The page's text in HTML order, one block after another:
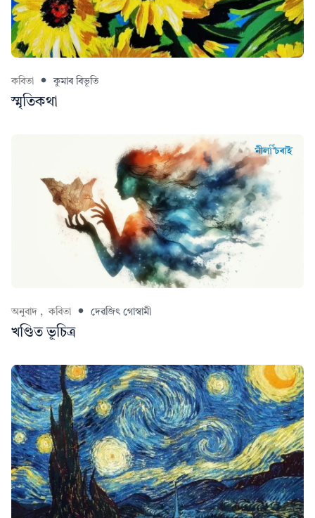
কবিতা কুমাৰ বিভূতি
স্মৃতিকথা
অনুবাদ , কবিতা দেৱজিৎ গোস্বামী
খণ্ডিত ভূচিত্ৰ